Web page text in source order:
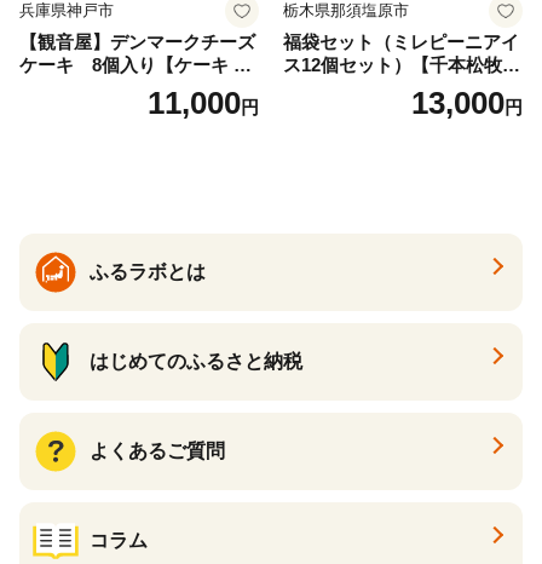
兵庫県神戸市
【観音屋】デンマークチーズ
ケーキ 8個入り【ケーキ チ
ーズケーキ 人気スイーツ お
すすめスイーツ 神戸スイー
11,000円
栃木県那須塩原市
福袋セット（ミレピーニアイ
ス12個セット）【千本松牧
場】 ns025-014-12 【デザー
ト 詰め合わせ ギフト】
13,000円
ふるラボとは
はじめてのふるさと納税
よくあるご質問
コラム